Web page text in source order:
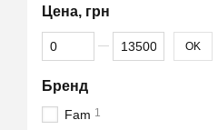
Цена, грн
От Цена, грн
До Цена, грн OK
Бренд
Fam 1